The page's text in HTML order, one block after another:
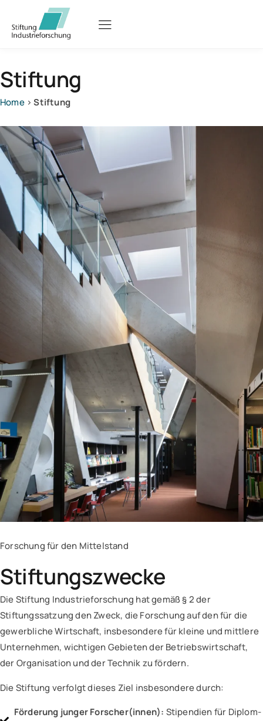
Stiftung
Home›Stiftung
Forschung für den Mittelstand
Stiftungszwecke
Die Stiftung Industrieforschung hat gemäß § 2 der
Stiftungssatzung den Zweck, die Forschung auf den für die
gewerbliche Wirtschaft, insbesondere für kleine und mittlere
Unternehmen, wichtigen Gebieten der Betriebswirtschaft,
der Organisation und der Technik zu fördern.
Die Stiftung verfolgt dieses Ziel insbesondere durch:
Förderung junger Forscher(innen): Stipendien für Diplom-